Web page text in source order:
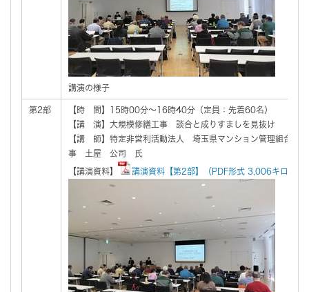
講演の様子
第2部
【時 間】15時00分～16時40分（定員：先着60名）
【講 演】大規模修繕工事 談合と成りすましを見抜け
【講 師】特定非営利活動法人 埼玉県マンション管理組合ネ
事 土屋 公司 氏
【講演資料】 講演資料【第2部】（PDF形式 3,006キロバイ